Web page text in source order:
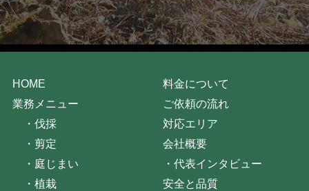
職業訓練指導員
HOME
業務メニュー
・ 伐採
・ 剪定
・ 庭じまい
・ 植栽
料金について
ご依頼の流れ
対応エリア
会社概要
・代表インタビュー
安全と品質